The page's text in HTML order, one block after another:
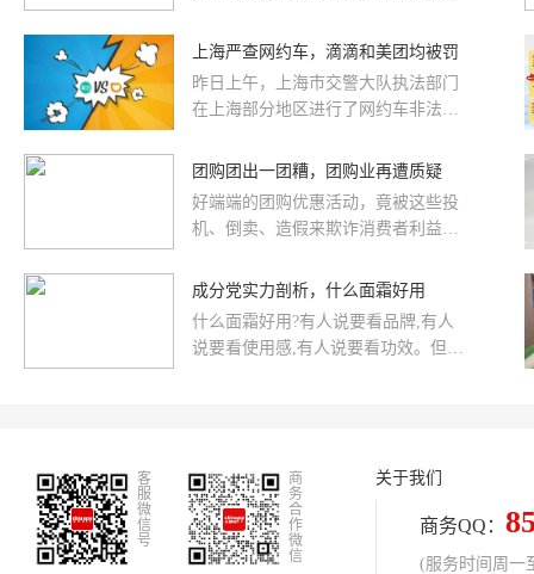
发展的顽疾。中国消费者协会在2016
展的比较试验结果同样显示，瑞士
风、布鲁雅尔、莱克、夏普等国际知
净化器标准：虚标净化效率在颗粒物
CADR值一项，布鲁雅尔403型空气净
化器标称值为400，而实测值为362.8;
上海严查网约车，滴滴和美团均被罚
昨日上午，上海市交警大队执法部门
在上海部分地区进行了网约车非法客
客运的案件，其中滴滴和美团居多，
团购团出一团糟，团购业再遭质疑
好端端的团购优惠活动，竟被这些投
机、倒卖、造假来欺诈消费者利益的
无奈!但这原因出在哪呢?
成分党实力剖析，什么面霜好用
什么面霜好用?有人说要看品牌,有人
说要看使用感,有人说要看功效。但归
客
服
微
信
号
商
务
合
作
微
信
关于我们
商务QQ：
(服务时间周一